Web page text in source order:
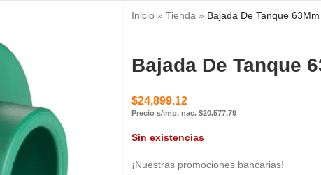
Inicio » Tienda » Bajada De Tanque
Bajada De Tanque
$24,899.12
Precio s/imp. nac. $20.577,79
Sin existencias
¡Nuestras promociones bancarias!